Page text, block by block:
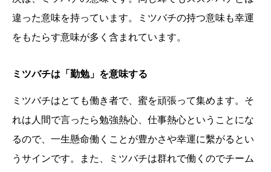
違った意味を持っています。ミツバチの持つ意味も幸運
をもたらす意味が多く含まれています。
ミツバチは「勤勉」を意味する
ミツバチはとても働き者で、蜜を頑張って集めます。そ
れは人間で言ったら勉強熱心、仕事熱心ということにな
るので、一生懸命働くことが豊かさや幸運に繫がるとい
うサインです。また、ミツバチは群れで働くのでチーム